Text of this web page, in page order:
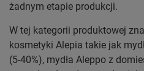
żadnym etapie produkcji.
W tej kategorii produktowej
kosmetyki Alepia takie jak
(5-40%), mydła Aleppo z